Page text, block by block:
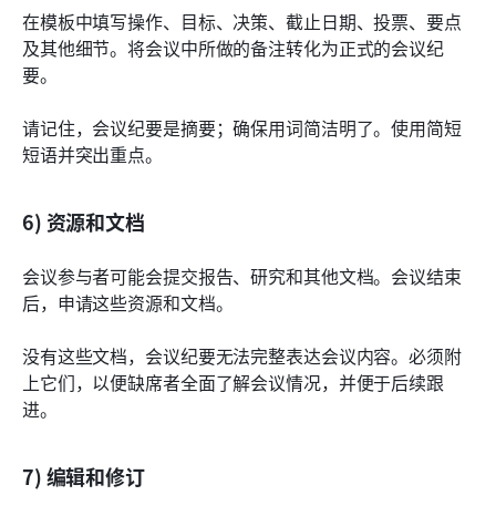
在模板中填写操作、目标、决策、截止日期、投票、要点
及其他细节。将会议中所做的备注转化为正式的会议纪
要。
请记住，会议纪要是摘要；确保用词简洁明了。使用简短
短语并突出重点。
6) 资源和文档
会议参与者可能会提交报告、研究和其他文档。会议结束
后，申请这些资源和文档。
没有这些文档，会议纪要无法完整表达会议内容。必须附
上它们，以便缺席者全面了解会议情况，并便于后续跟
进。
7) 编辑和修订